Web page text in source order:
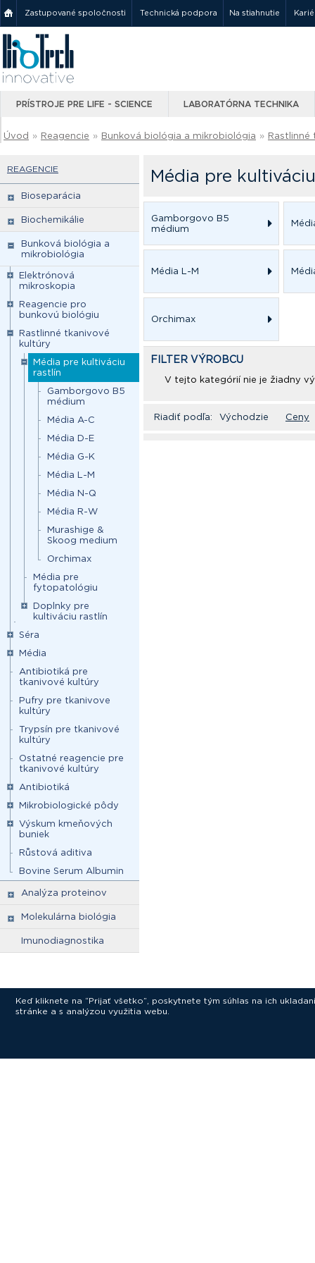
Zastupované spoločnosti Technická podpora Na stiahnutie
PRÍSTROJE PRE LIFE - SCIENCE LABORATÓRNA TECHNIKA
Úvod » Reagencie » Bunková biológia a mikrobiológia » Rastlinné
REAGENCIE
Bioseparácia
Biochemikálie
Bunková biológia a
mikrobiológia
Elektrónová
mikroskopia
Reagencie pro
bunkovú biológiu
Rastlinné tkanivové
kultúry
Média pre kultiváciu
rastlín
Gamborgovo B5
médium
Média A-C
Média D-E
Média G-K
Média L-M
Média N-Q
Média R-W
Murashige &
Skoog medium
Orchimax
Média pre
fytopatológiu
Doplnky pre
kultiváciu rastlín
Séra
Média
Antibiotiká pre
tkanivové kultúry
Pufry pre tkanivove
kultúry
Trypsín pre tkanivové
kultúry
Ostatné reagencie pre
tkanivové kultúry
Antibiotiká
Mikrobiologické pôdy
Výskum kmeňových
buniek
Růstová aditiva
Bovine Serum Albumin
Analýza proteinov
Molekulárna biológia
Imunodiagnostika
Média pre
Gamborgovo B5
médium
Média L-M
Orchimax
FILTER VÝROBCU
V tejto kategórií nie je žiadny
Riadiť podľa: Východzie Ceny
Keď kliknete na “Prijať všetko”, poskytnete tým súhlas na ich
stránke a s analýzou využitia webu.